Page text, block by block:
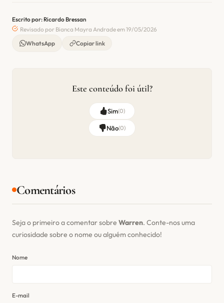
Escrito por: Ricardo Bressan
Revisado por Bianca Mayra Andrade em 19/05/2026
WhatsApp
Copiar link
Este conteúdo foi útil?
Sim(0)
Não(0)
Comentários
Seja o primeiro a comentar sobre Warren. Conte-nos uma
curiosidade sobre o nome ou alguém conhecido!
Nome
E-mail